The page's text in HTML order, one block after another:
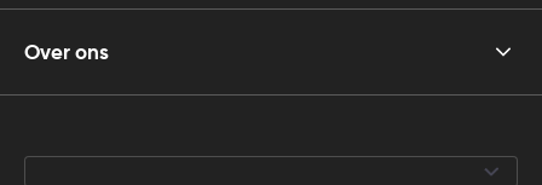
Over ons